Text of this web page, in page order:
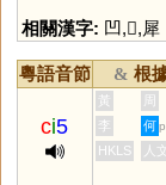
相關漢字: 凹,𤉡,犀
粵語音節 & 根
ci5
黃 周
李 何
HKLS 人文